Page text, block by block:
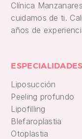
Clínica
cuidamos de ti.
años de
ESPECIALIDADES
Liposucción
Peeling profundo
Lipofilling
Blefaroplastia
Otoplastia